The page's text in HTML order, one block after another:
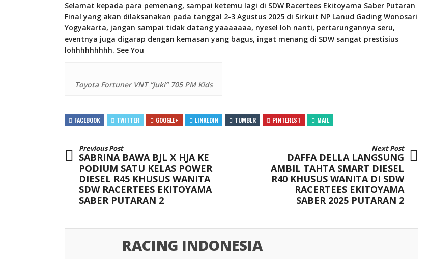
Selamat kepada para pemenang, sampai ketemu lagi di SDW Racertees Ekitoyama Saber Putaran
Final yang akan dilaksanakan pada tanggal 2-3 Agustus 2025 di Sirkuit NP Lanud Gading Wonosari
Yogyakarta, jangan sampai tidak datang yaaaaaaa, nyesel loh nanti, pertarungannya seru,
eventnya juga digarap dengan kemasan yang bagus, ingat menang di SDW sangat prestisius
lohhhhhhhhh. See You
Toyota Fortuner VNT “Juki” 705 PM Kids
FACEBOOK TWITTER GOOGLE+ LINKEDIN TUMBLR PINTEREST MAIL
Previous Post
SABRINA BAWA BJL X HJA KE
PODIUM SATU KELAS POWER
DIESEL R45 KHUSUS WANITA
SDW RACERTEES EKITOYAMA
SABER PUTARAN 2
Next Post
DAFFA DELLA LANGSUNG
AMBIL TAHTA SMART DIESEL
R40 KHUSUS WANITA DI SDW
RACERTEES EKITOYAMA
SABER 2025 PUTARAN 2
RACING INDONESIA